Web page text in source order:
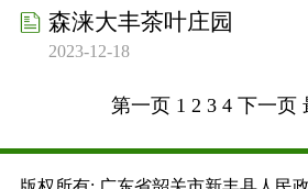
森涞大丰茶叶庄园
2023-12-18
第一页 1 2 3 4 下一页